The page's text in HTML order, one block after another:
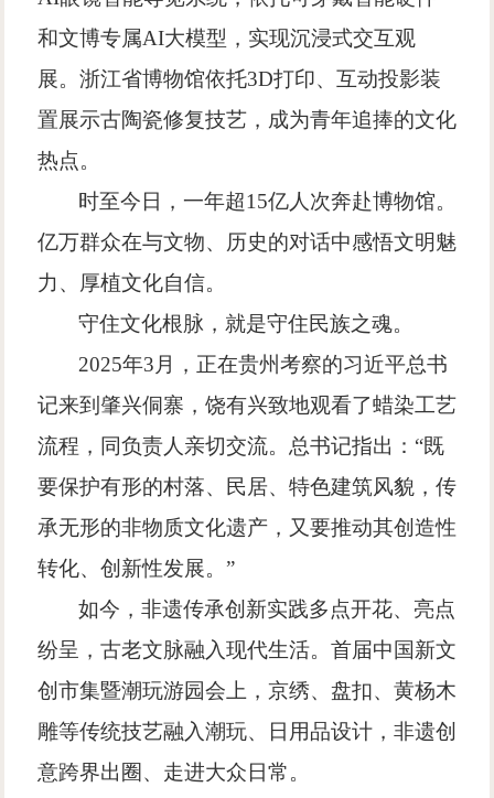
和文博专属AI大模型，实现沉浸式交互观
展。浙江省博物馆依托3D打印、互动投影装
置展示古陶瓷修复技艺，成为青年追捧的文化
热点。
时至今日，一年超15亿人次奔赴博物馆。
亿万群众在与文物、历史的对话中感悟文明魅
力、厚植文化自信。
守住文化根脉，就是守住民族之魂。
2025年3 月，正在贵州考察的习近平总书
记来到肇兴侗寨，饶有兴致地观看了蜡染工艺
流程，同负责人亲切交流。总书记指出： “既
要保护有形的村落、民居、特色建筑风貌，传
承无形的非物质文化遗产，又要推动其创造性
转化、创新性发展。 ”
如今，非遗传承创新实践多点开花、亮点
纷呈，古老文脉融入现代生活。首届中国新文
创市集暨潮玩游园会上，京绣、盘扣、黄杨木
雕等传统技艺融入潮玩、日用品设计，非遗创
意跨界出圈、走进大众日常。